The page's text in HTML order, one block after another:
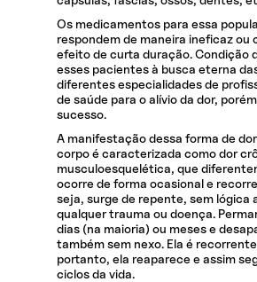
Os medicamentos para essa
respondem de maneira ineficaz ou
efeito de curta duração. Condição
esses pacientes à busca eterna
diferentes especialidades de
de saúde para o alívio da dor,
sucesso.
A manifestação dessa forma de
corpo é caracterizada como dor
musculoesquelética, que
ocorre de forma ocasional e
seja, surge de repente, sem lógica
qualquer trauma ou doença.
dias (na maioria) ou meses e
também sem nexo. Ela é
portanto, ela reaparece e assim
ciclos da vida.